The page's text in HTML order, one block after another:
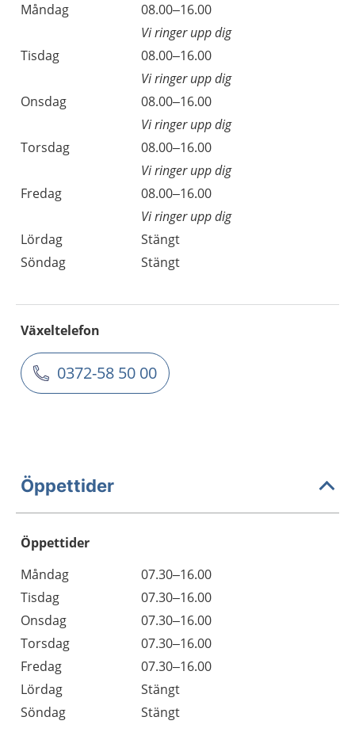
Måndag
08.00–16.00
Vi ringer upp dig
Tisdag
08.00–16.00
Vi ringer upp dig
Onsdag
08.00–16.00
Vi ringer upp dig
Torsdag
08.00–16.00
Vi ringer upp dig
Fredag
08.00–16.00
Vi ringer upp dig
Lördag
Stängt
Söndag
Stängt
Växeltelefon
0372-58 50 00
Öppettider
Öppettider
Dag
Öppettider
Kommentarer
Måndag
07.30–16.00
Tisdag
07.30–16.00
Onsdag
07.30–16.00
Torsdag
07.30–16.00
Fredag
07.30–16.00
Lördag
Stängt
Söndag
Stängt